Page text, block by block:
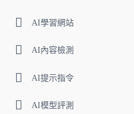
AI學習網站
AI內容檢測
AI提示指令
AI模型評測